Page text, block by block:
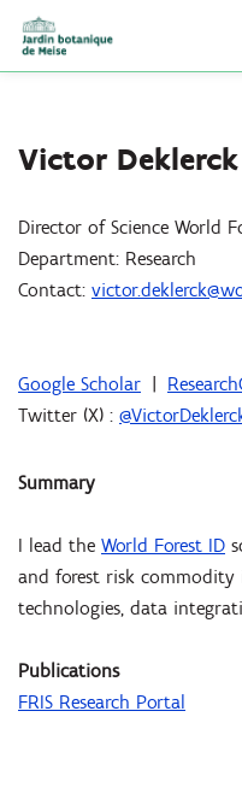
Victor Deklerck
Director of Science World
Department: Research
Contact:
Google Scholar
Twitter (X) :
Summary
I lead the World Forest ID
and forest risk
technologies, data
Publications
FRIS Research Portal